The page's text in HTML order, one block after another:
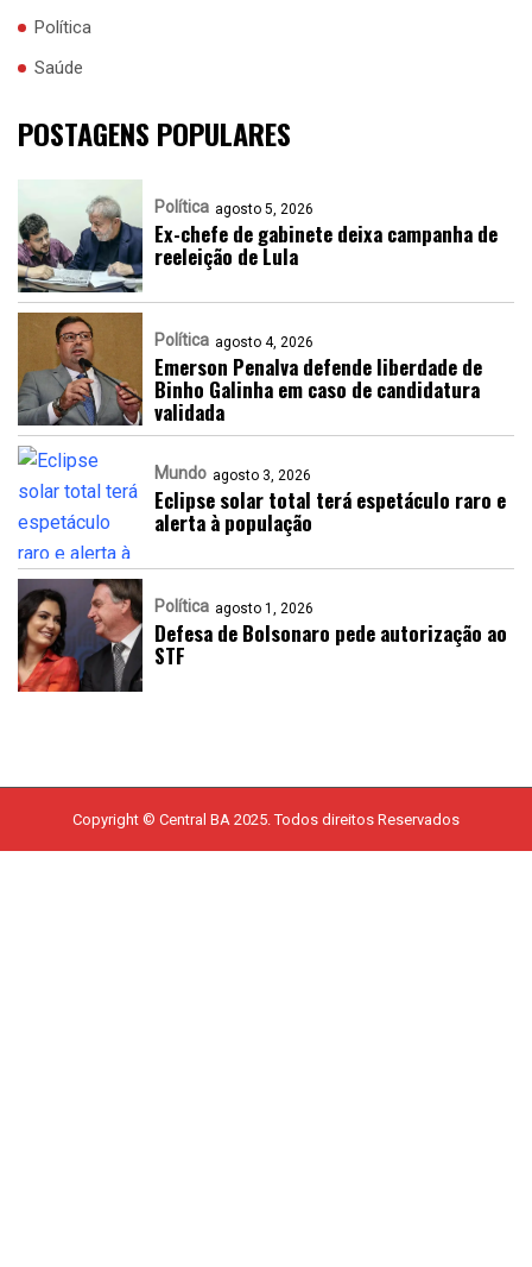
Política
Saúde
POSTAGENS POPULARES
Política agosto 5, 2026
Ex-chefe de gabinete deixa campanha de
reeleição de Lula
Política agosto 4, 2026
Emerson Penalva defende liberdade de
Binho Galinha em caso de candidatura
validada
Mundo agosto 3, 2026
Eclipse solar total terá espetáculo raro e
alerta à população
Política agosto 1, 2026
Defesa de Bolsonaro pede autorização ao
STF
Copyright © Central BA 2025. Todos direitos Reservados